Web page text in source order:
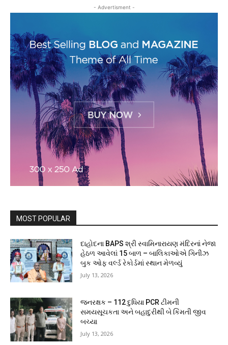
- Advertisment -
MOST POPULAR
દાહોદના BAPS શ્રી સ્વામિનારાયણ મંદિરનાં નેજા
હેઠળ આવેલાં 15 બાળ – બાલિકાઓએ ગિનીઝ
બુક ઓફ વર્લ્ડ રેકોર્ડમાં સ્થાન મેળવ્યું
July 13, 2026
જનરક્ષક – 112 દુધિયા PCR ટીમની
સમયસૂચકતા અને બહાદુરીથી બે કિંમતી જીવ
બચ્યા
July 13, 2026